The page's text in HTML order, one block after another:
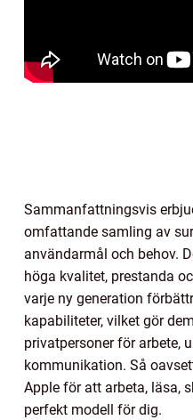
Sammanfattningsvis
omfattande samling av
användarmål och behov.
höga kvalitet, prestanda
varje ny generation
kapabiliteter, vilket gör
privatpersoner för arbete,
kommunikation. Så
Apple för att arbeta, läsa,
perfekt modell för dig.